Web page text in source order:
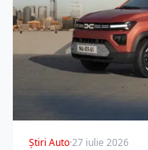
Știri Auto·27 iulie 2026